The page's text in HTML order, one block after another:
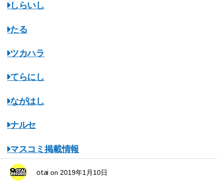
しらいし
たる
ツカハラ
てらにし
ながはし
ナルセ
マスコミ掲載情報
みちのくオタレコ
otai on 2019年1月10日